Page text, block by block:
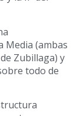
Media (ambas
Zubillaga) y
todo de